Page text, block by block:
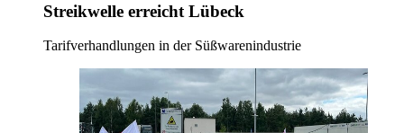
Streikwelle erreicht Lübeck
Tarifverhandlungen in der Süßwarenindustrie